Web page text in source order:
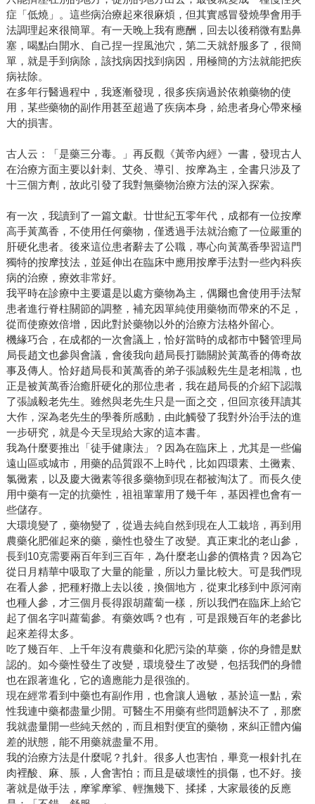
症「低燒」。這些病治療起來很麻煩，但其實感冒發燒學會用手
法調理起來很簡單。有一天晚上我有應酬，回去以後稍微有點鼻
塞，喝點白開水、自己捏一捏風池穴，第二天就舒服多了，很簡
單，就是手到病除，該找病因找到病因，用極簡的方法就能把疾
病祛除。
在多年行醫過程中，我逐漸發現，很多疾病過於依賴藥物的使
用，某些藥物的副作用甚至超過了疾病本身，給患者身心帶來極
大的損害。
古人云：「是藥三分毒。」再反觀《黃帝內經》一書，發現古人
在治療方面主要以針刺、艾灸、導引、按摩為主，全書只涉及了
十三個方劑，故此引發了我對無藥物治療方法的深入探索。
有一次，我讀到了一篇文獻。廿世紀五零年代，成都有一位按摩
高手黃萬香，不使用任何藥物，僅透過手法就治癒了一位嚴重的
肝硬化患者。後來這位患者辭去了公職，專心向黃萬香學習這門
獨特的按摩技法，並延伸出在臨床中應用按摩手法對一些內科疾
病的治療，療效非常好。
我平時在診療中主要還是以處方藥物為主，偶爾也會使用手法幫
患者進行脊柱關節的調整，補充因單純使用藥物而帶來的不足，
從而使療效倍增，因此對於藥物以外的治療方法格外留心。
機緣巧合，在成都的一次會議上，恰好當時的成都市中醫管理局
局長趙文也參與會議，會後我向趙局長打聽關於黃萬香的傳奇故
事及傳人。恰好趙局長和黃萬香的弟子張誠毅先生是老相識，也
正是被黃萬香治癒肝硬化的那位患者，我在趙局長的介紹下認識
了張誠毅老先生。雖然與老先生只是一面之交，但回京後拜讀其
大作，深為老先生的學養所感動，由此觸發了我對外治手法的進
一步研究，就是今天呈現給大家的這本書。
我為什麼要推出「徒手健康法」？因為在臨床上，尤其是一些偏
遠山區或城市，用藥的品質跟不上時代，比如四環素、土黴素、
氯黴素，以及慶大黴素等很多藥物到現在都被淘汰了。而長久使
用中藥有一定的抗藥性，祖祖輩輩用了幾千年，基因裡也會有一
些儲存。
大環境變了，藥物變了，從過去純自然到現在人工栽培，再到用
農藥化肥催起來的藥，藥性也發生了改變。真正東北的老山參，
長到10克需要兩百年到三百年，為什麼老山參的價格貴？因為它
從日月精華中吸取了大量的能量，所以力量比較大。可是我們現
在看人參，把種籽撒上去以後，換個地方，從東北移到中原河南
也種人參，才三個月長得跟胡蘿蔔一樣，所以我們在臨床上給它
起了個名字叫蘿蔔參。有藥效嗎？也有，可是跟幾百年的老參比
起來差得太多。
吃了幾百年、上千年沒有農藥和化肥污染的草藥，你的身體是默
認的。如今藥性發生了改變，環境發生了改變，包括我們的身體
也在跟著進化，它的適應能力是很強的。
現在經常看到中藥也有副作用，也會讓人過敏，基於這一點，索
性我連中藥都盡量少開。可醫生不用藥有些問題解決不了，那麽
我就盡量開一些純天然的，而且相對便宜的藥物，來糾正體內偏
差的狀態，能不用藥就盡量不用。
我的治療方法是什麼呢？扎針。很多人也害怕，畢竟一根針扎在
肉裡酸、麻、脹，人會害怕；而且是破壞性的損傷，也不好。接
著就是做手法，摩挲摩挲、輕撫幾下、揉揉，大家最後的反應